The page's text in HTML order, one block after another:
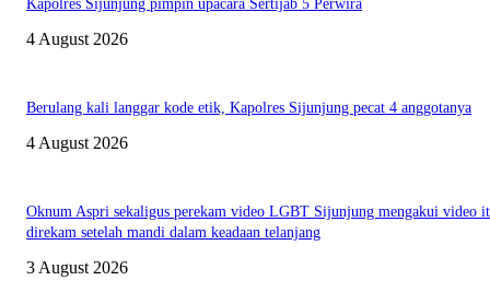
Kapolres Sijunjung pimpin upacara Sertijab 5 Perwira
4 August 2026
Berulang kali langgar kode etik, Kapolres Sijunjung pecat 4 anggotanya
4 August 2026
Oknum Aspri sekaligus perekam video LGBT Sijunjung mengakui video
direkam setelah mandi dalam keadaan telanjang
3 August 2026